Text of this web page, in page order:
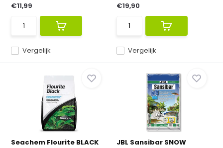
Vergelijk
€11,99
Vergelijk
€19,90
Seachem Flourite BLACK
JBL Sansibar SNOW